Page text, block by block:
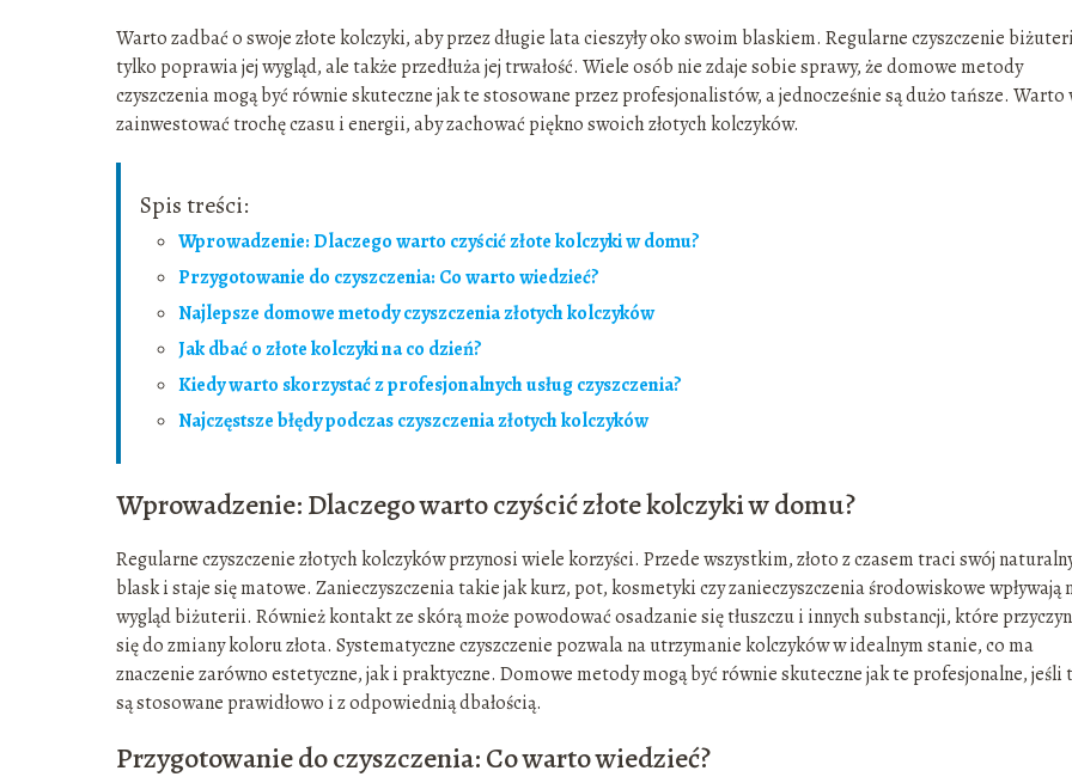
Warto zadbać o swoje złote kolczyki, aby przez długie lata cieszyły oko swoim blaskiem. Regularne czyszczenie
tylko poprawia jej wygląd, ale także przedłuża jej trwałość. Wiele osób nie zdaje sobie sprawy, że domowe metody
czyszczenia mogą być równie skuteczne jak te stosowane przez profesjonalistów, a jednocześnie są dużo tańsze. Warto
zainwestować trochę czasu i energii, aby zachować piękno swoich złotych kolczyków.
Spis treści:
Wprowadzenie: Dlaczego warto czyścić złote kolczyki w domu?
Przygotowanie do czyszczenia: Co warto wiedzieć?
Najlepsze domowe metody czyszczenia złotych kolczyków
Jak dbać o złote kolczyki na co dzień?
Kiedy warto skorzystać z profesjonalnych usług czyszczenia?
Najczęstsze błędy podczas czyszczenia złotych kolczyków
Wprowadzenie: Dlaczego warto czyścić złote kolczyki w domu?
Regularne czyszczenie złotych kolczyków przynosi wiele korzyści. Przede wszystkim, złoto z czasem traci swój
blask i staje się matowe. Zanieczyszczenia takie jak kurz, pot, kosmetyki czy zanieczyszczenia środowiskowe wpływają
wygląd biżuterii. Również kontakt ze skórą może powodować osadzanie się tłuszczu i innych substancji, które
się do zmiany koloru złota. Systematyczne czyszczenie pozwala na utrzymanie kolczyków w idealnym stanie, co ma
znaczenie zarówno estetyczne, jak i praktyczne. Domowe metody mogą być równie skuteczne jak te profesjonalne, jeśli
są stosowane prawidłowo i z odpowiednią dbałością.
Przygotowanie do czyszczenia: Co warto wiedzieć?